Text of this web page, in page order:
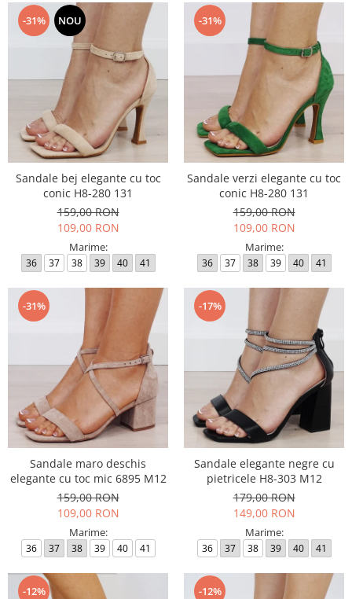
-31% NOU
Sandale bej elegante cu toc
conic H8-280 131
159,00 RON
109,00 RON
Marime:
36 37 38 39 40 41
-31%
Sandale verzi elegante cu toc
conic H8-280 131
159,00 RON
109,00 RON
Marime:
36 37 38 39 40 41
-31%
Sandale maro deschis
elegante cu toc mic 6895 M12
159,00 RON
109,00 RON
Marime:
36 37 38 39 40 41
-17%
Sandale elegante negre cu
pietricele H8-303 M12
179,00 RON
149,00 RON
Marime:
36 37 38 39 40 41
-12% -12%